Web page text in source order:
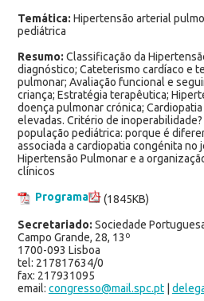
Temática: Hipertensão arterial
pediátrica
Resumo: Classificação da
diagnóstico; Cateterismo cardíaco e
pulmonar; Avaliação funcional e
criança; Estratégia terapêutica;
doença pulmonar crónica;
elevadas. Critério de
população pediátrica: porque é
associada a cardiopatia congénita no
Hipertensão Pulmonar e a
clínicos
Programa
(1845KB)
Secretariado: Sociedade
Campo Grande, 28, 13º
1700-093 Lisboa
tel: 217817634/0
fax: 217931095
email: congresso@mail.spc.pt|